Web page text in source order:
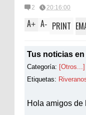
2 20:16:00
A+ A- PRINT
Tus noticias
Categoría: [Otros...]
Etiquetas:
Hola amigos de